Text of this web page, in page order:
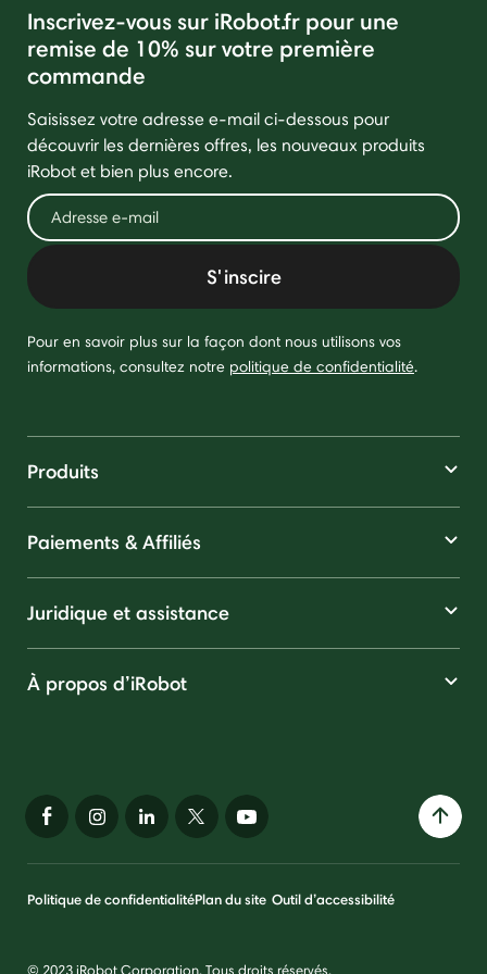
Inscrivez-vous sur iRobot.fr pour une
remise de 10% sur votre première
commande
Saisissez votre adresse e-mail ci-dessous pour
découvrir les dernières offres, les nouveaux produits
iRobot et bien plus encore.
S'inscire
Pour en savoir plus sur la façon dont nous utilisons vos
informations, consultez notre politique de confidentialité.
Produits
Paiements & Affiliés
Juridique et assistance
À propos d’iRobot
Politique de confidentialitéPlan du site Outil d’accessibilité
© 2023 iRobot Corporation. Tous droits réservés.